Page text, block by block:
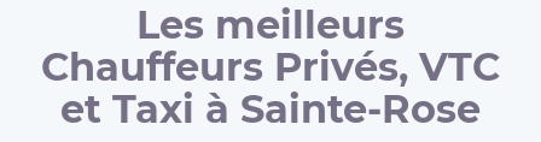
Les meilleurs
Chauffeurs Privés, VTC
et Taxi à Sainte-Rose